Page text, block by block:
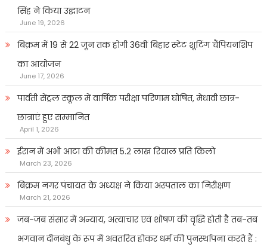
सिंह ने किया उद्घाटन
June 19, 2026
बिक्रम में 19 से 22 जून तक होगी 36वीं बिहार स्टेट शूटिंग चैंपियनशिप
का आयोजन
June 17, 2026
पार्वती सेंट्रल स्कूल में वार्षिक परीक्षा परिणाम घोषित, मेधावी छात्र-
छात्राएं हुए सम्मानित
April 1, 2026
ईरान में अभी आटा की कीमत 5.2 लाख रियाल प्रति किलो
March 23, 2026
बिक्रम नगर पंचायत के अध्यक्ष ने किया अस्पताल का निरीक्षण
March 21, 2026
जब-जब संसार में अन्याय, अत्याचार एवं शोषण की वृद्धि होती है तब-तब
भगवान दीनबंधु के रूप में अवतरित होकर धर्म की पुनर्स्थापना करते हैं :